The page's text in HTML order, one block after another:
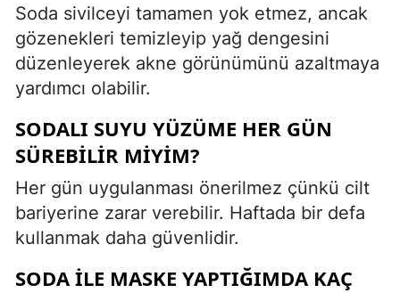
Soda sivilceyi tamamen yok etmez, ancak
gözenekleri temizleyip yağ dengesini
düzenleyerek akne görünümünü azaltmaya
yardımcı olabilir.
SODALI SUYU YÜZÜME HER GÜN
SÜREBILIR MIYIM?
Her gün uygulanması önerilmez çünkü cilt
bariyerine zarar verebilir. Haftada bir defa
kullanmak daha güvenlidir.
SODA ILE MASKE YAPTIĞIMDA KAÇ